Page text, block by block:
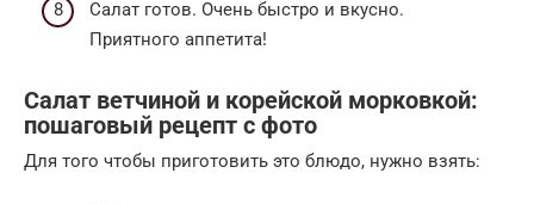
Салат готов. Очень быстро и вкусно.
Приятного аппетита!
Салат ветчиной и корейской морковкой:
пошаговый рецепт с фото
Для того чтобы приготовить это блюдо, нужно взять: